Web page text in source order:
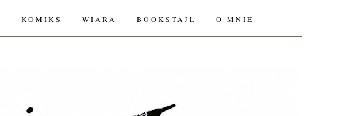
KOMIKS WIARA BOOKSTAJL O MNIE